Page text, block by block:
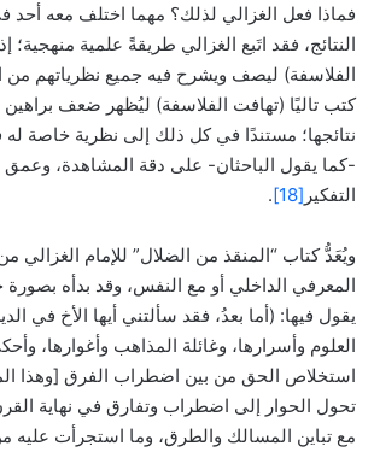
فماذا فعل الغزالي لذلك؟ مهما اختلف معه أحد
النتائج، فقد اتَبع الغزالي طريقةً علمية منهجية؛
الفلاسفة) ليصف ويشرح فيه جميع نظرياتهم من
كتب تاليًا (تهافت الفلاسفة) ليُظهر ضعف
نتائجها؛ مستندًا في كل ذلك إلى نظرية خاصة له
-كما يقول الباحثان- على دقة المشاهدة، وعمق
التفكير [18]
.
ويُعَدُّ كتاب “المنقذ من الضلال” للإمام الغزالي
المعرفي الداخلي أو مع النفس، وقد بدأه بصورة
يقول فيها: (أما بعدُ، فقد سألتني أيها الأخ في
العلوم وأسرارها، وغائلة المذاهب وأغوارها،
استخلاص الحق من بين اضطراب الفرق [وهذا
تحول الحوار إلى اضطراب وتفارق في نهاية
مع تباين المسالك والطرق، وما استجرأت عليه